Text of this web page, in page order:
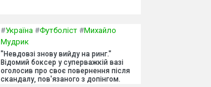
#Україна #Футболіст #Михайло
Мудрик
"Невдовзі знову вийду на ринг."
Відомий боксер у суперважкій вазі
оголосив про своє повернення після
скандалу, пов'язаного з допінгом.